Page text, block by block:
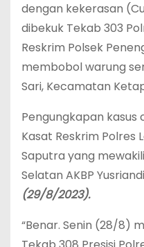
dengan kekerasan
dibekuk Tekab 303
Reskrim Polsek
membobol warung
Sari, Kecamatan
Pengungkapan kasus
Kasat Reskrim Polres
Saputra yang
Selatan AKBP
(29/8/2023).
“Benar. Senin (28/8)